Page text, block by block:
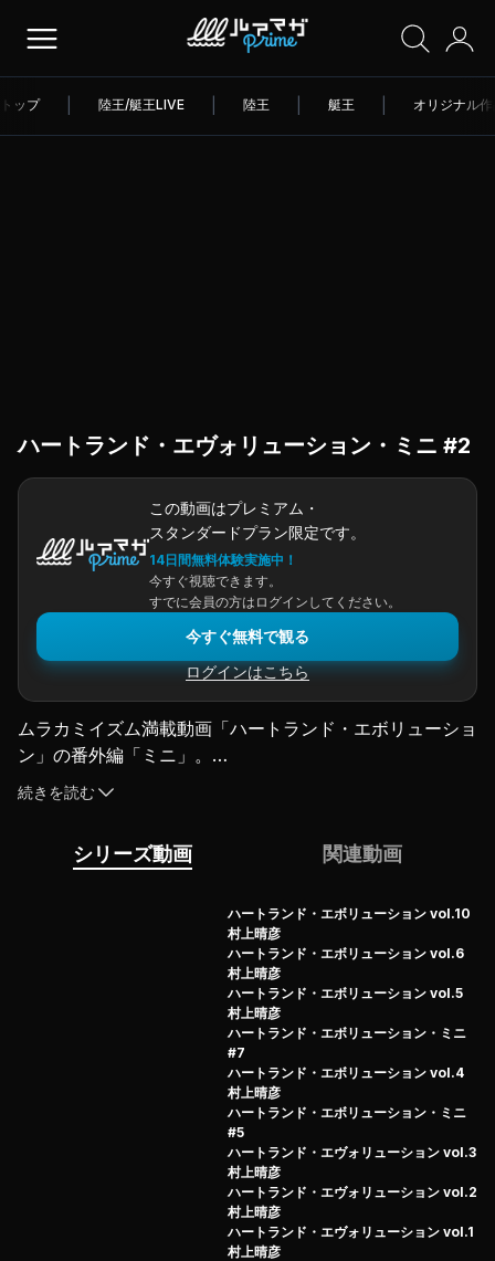
トップ 陸王/艇王LIVE 陸王 艇王 オリジナル
ハートランド・エヴォリューション・ミニ #2
この動画はプレミアム・
スタンダードプラン限定です。
14日間無料体験実施中！
今すぐ視聴できます。
すでに会員の方はログインしてください。
今すぐ無料で観る
ログインはこちら
ムラカミイズム満載動画「ハートランド・エボリューショ
ン」の番外編「ミニ」。
#2は、流れのあるバックウォーターで、スレたバスにい
かにナチュラルにルアー を魅せていくか…
ンシステムを本人自ら解説！［プロモーション］
続きを読む
シリーズ動画 関連動画
ハートランド・エボリューション vol.10
村上晴彦
ハートランド・エボリューション vol.6
村上晴彦
ハートランド・エボリューション vol.5
村上晴彦
ハートランド・エボリューション・ミニ
#7
ハートランド・エボリューション vol.4
村上晴彦
ハートランド・エボリューション・ミニ
#5
ハートランド・エヴォリューション vol.3
村上晴彦
ハートランド・エヴォリューション vol.2
村上晴彦
ハートランド・エヴォリューション vol.1
村上晴彦